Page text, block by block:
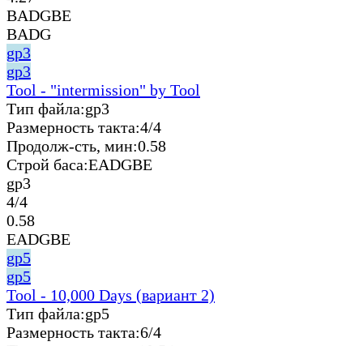
BADGBE
BADG
gp3
gp3
Tool - "intermission" by Tool
Тип файла:gp3
Размерность такта:4/4
Продолж-сть, мин:0.58
Строй баса:EADGBE
gp3
4/4
0.58
EADGBE
gp5
gp5
Tool - 10,000 Days (вариант 2)
Тип файла:gp5
Размерность такта:6/4